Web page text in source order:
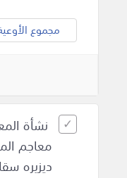
مجموع
نشأة
معاجم
ديزيره